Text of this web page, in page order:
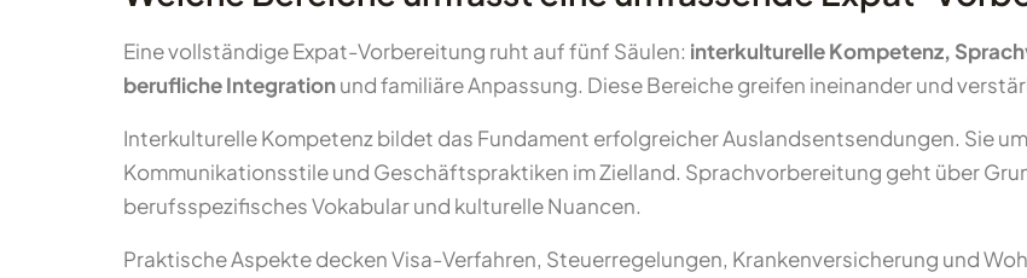
Eine vollständige Expat-Vorbereitung ruht auf fünf Säulen: interkulturelle Kompetenz,
berufliche Integrationund familiäre Anpassung. Diese Bereiche greifen ineinander und
Interkulturelle Kompetenz bildet das Fundament erfolgreicher Auslandsentsendungen. Sie
Kommunikationsstile und Geschäftspraktiken im Zielland. Sprachvorbereitung geht über
berufsspezifisches Vokabular und kulturelle Nuancen.
Praktische Aspekte decken Visa-Verfahren, Steuerregelungen, Krankenversicherung und